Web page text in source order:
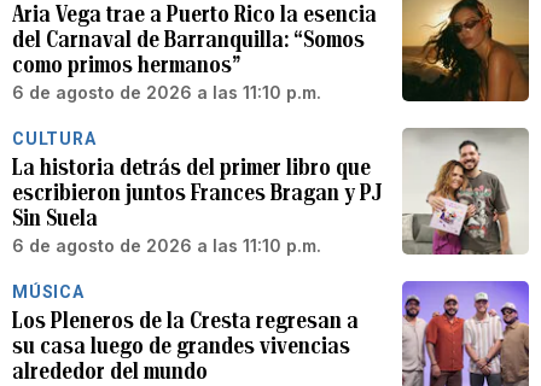
Aria Vega trae a Puerto Rico la esencia
del Carnaval de Barranquilla: “Somos
como primos hermanos”
6 de agosto de 2026 a las 11:10 p.m.
CULTURA
La historia detrás del primer libro que
escribieron juntos Frances Bragan y PJ
Sin Suela
6 de agosto de 2026 a las 11:10 p.m.
MÚSICA
Los Pleneros de la Cresta regresan a
su casa luego de grandes vivencias
alrededor del mundo